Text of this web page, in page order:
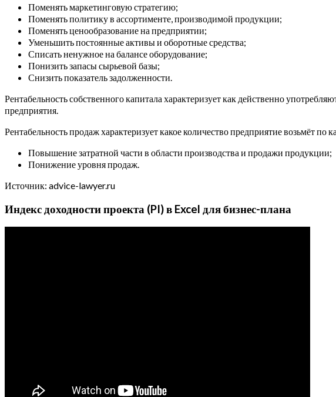
Поменять маркетинговую стратегию;
Поменять политику в ассортименте, производимой продукции;
Поменять ценообразование на предприятии;
Уменьшить постоянные активы и оборотные средства;
Списать ненужное на балансе оборудование;
Понизить запасы сырьевой базы;
Снизить показатель задолженности.
Рентабельность собственного капитала характеризует как действенно
предприятия.
Рентабельность продаж характеризует какое количество предприятие возьмёт
Повышение затратной части в области производства и продажи продукции;
Понижение уровня продаж.
Источник: advice-lawyer.ru
Индекс доходности проекта (PI) в Excel для бизнес-плана